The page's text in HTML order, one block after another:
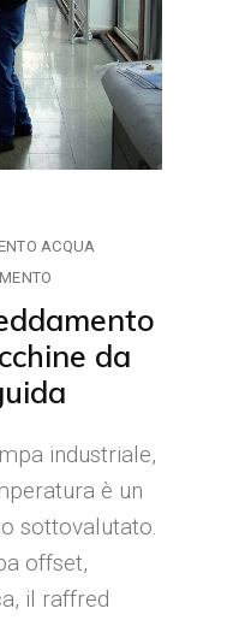
ACQUA
da
industriale,
è un
sottovalutato.
offset,
il raffred